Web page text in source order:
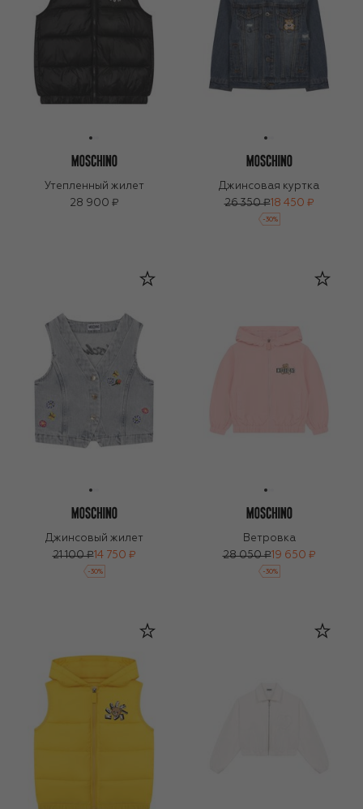
Утепленный жилет
28 900 ₽
Джинсовая куртка
26 350 ₽18 450 ₽
-30%
Джинсовый жилет
21 100 ₽14 750 ₽
-30%
Ветровка
28 050 ₽19 650 ₽
-30%